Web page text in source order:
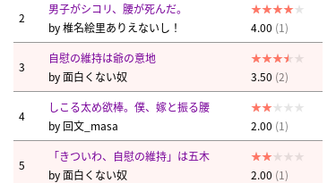
2
男子がシコリ、腰が死んだ。
by椎名絵里ありえないし！ 4.00 (1)
3
自慰の維持は爺の意地
by面白くない奴 3.50 (2)
4
しこる太め欲棒。僕、嫁と振る腰
by 回文_masa 2.00 (1)
5
「きついわ、自慰の維持」は五木
by面白くない奴 2.00 (1)